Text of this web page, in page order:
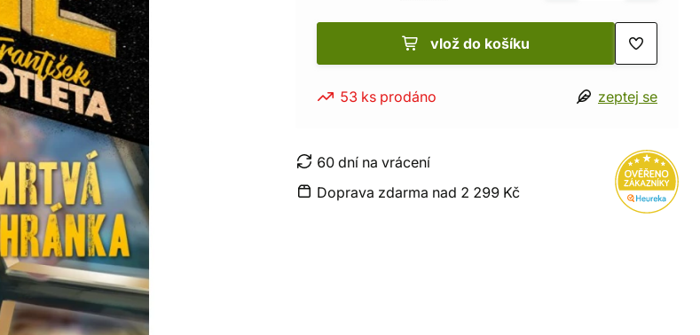
vlož do košíku
53 ks prodáno zeptej se
60 dní na vrácení
Doprava zdarma nad 2 299 Kč